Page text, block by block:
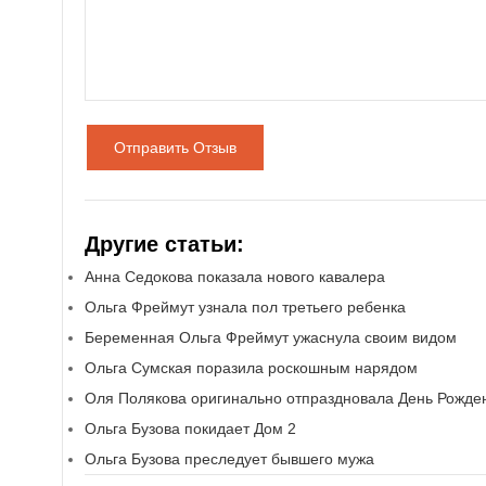
Отправить Отзыв
Другие статьи:
Анна Седокова показала нового кавалера
Ольга Фреймут узнала пол третьего ребенка
Беременная Ольга Фреймут ужаснула своим видом
Ольга Сумская поразила роскошным нарядом
Оля Полякова оригинально отпраздновала День
Ольга Бузова покидает Дом 2
Ольга Бузова преследует бывшего мужа